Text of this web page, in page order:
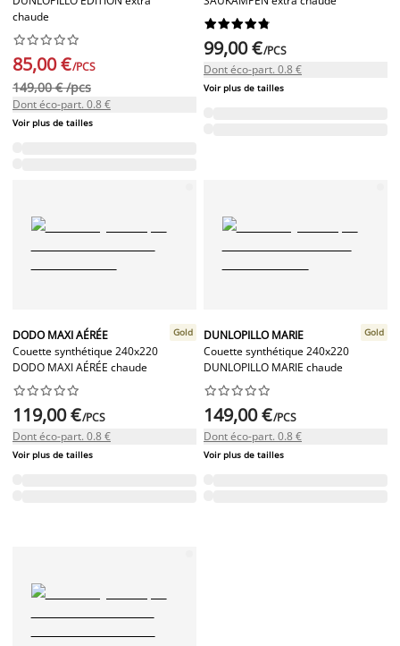
chaude






85,00 €/PCS
149,00 € /pcs
Dont éco-part. 0.8 €
Voir plus de tailles






99,00 €/PCS
Dont éco-part. 0.8 €
Voir plus de tailles
DODO MAXI AÉRÉE
Couette synthétique 240x220
DODO MAXI AÉRÉE chaude
Gold






119,00 €/PCS
Dont éco-part. 0.8 €
Voir plus de tailles
DUNLOPILLO MARIE
Couette synthétique 240x220
DUNLOPILLO MARIE chaude
Gold






149,00 €/PCS
Dont éco-part. 0.8 €
Voir plus de tailles